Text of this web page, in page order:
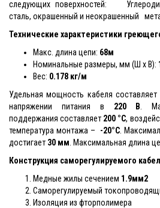
следующих поверхностей:
сталь, окрашенный и неокрашенный
Технические характеристики
Макс. длина цепи: 68м
Номинальные размеры, мм (Ш x В):
Вес: 0.178 кг/м
Удельная мощность кабеля составляет
напряжении питания в 220 В .
поддержания составляет 200 °С,
температура монтажа – -20°С .
достигает 30 мм . Максимальная длина
Конструкция саморегулируемого
Медные жилы сечением 1.9мм2
Саморегулируемый
Изоляция из фторполимера